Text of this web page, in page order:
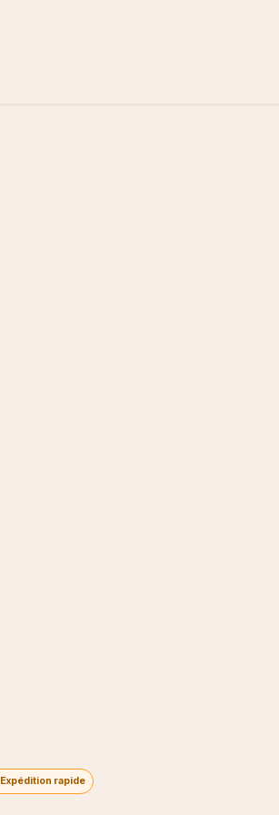
Expédition rapide